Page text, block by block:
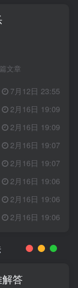
文章
7月12日 23:55
2月16日 19:09
2月16日 19:09
2月16日 19:07
2月16日 19:07
2月16日 19:06
2月16日 19:06
2月16日 19:06
答
2月16日 19:10
11月27日 13:21
篇文章
7月12日 23:55
2月16日 19:09
2月16日 19:07